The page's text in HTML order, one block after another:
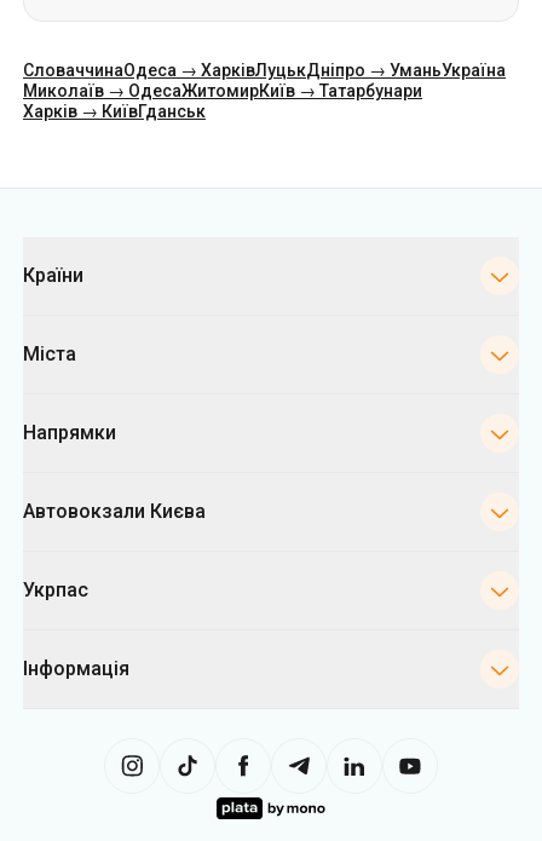
СловаччинаОдеса → ХарківЛуцькДніпро → УманьУкраїна
Миколаїв → ОдесаЖитомирКиїв → Татарбунари
Харків → КиївГданськ
Країни
Міста
Напрямки
Автовокзали Києва
Укрпас
Інформація